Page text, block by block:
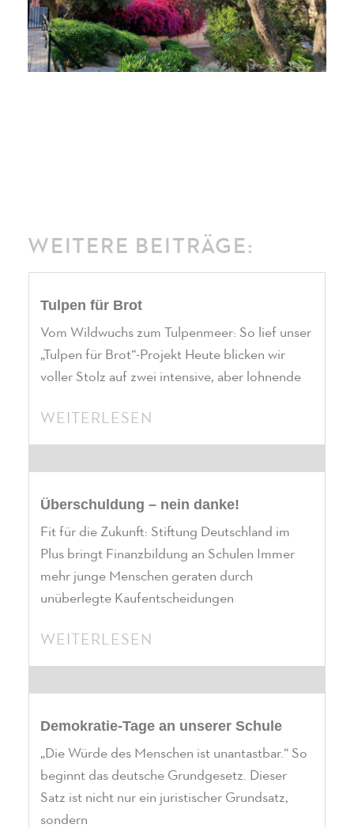
WEITERE BEITRÄGE:
Tulpen für Brot
Vom Wildwuchs zum Tulpenmeer: So lief unser
„Tulpen für Brot“-Projekt Heute blicken wir
voller Stolz auf zwei intensive, aber lohnende
WEITERLESEN
Überschuldung – nein danke!
Fit für die Zukunft: Stiftung Deutschland im
Plus bringt Finanzbildung an Schulen Immer
mehr junge Menschen geraten durch
unüberlegte Kaufentscheidungen
WEITERLESEN
Demokratie-Tage an unserer Schule
„Die Würde des Menschen ist unantastbar.“ So
beginnt das deutsche Grundgesetz. Dieser
Satz ist nicht nur ein juristischer Grundsatz,
sondern